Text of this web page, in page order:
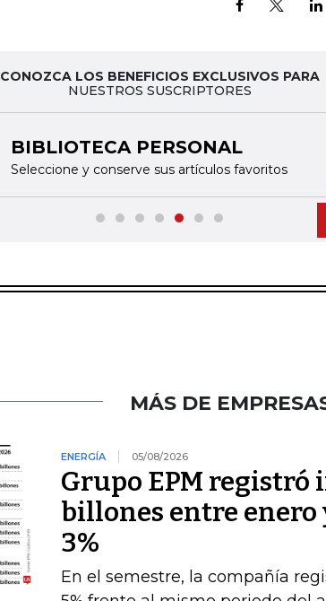
CONOZCA LOS BENEFICIOS EXCLUSIVOS PARA
NUESTROS SUSCRIPTORES
BIBLIOTECA PERSONAL
Seleccione y conserve sus artículos favoritos
MÁS DE
ENERGÍA 05/08/2026
Grupo EPM registró
billones entre
3%
En el semestre, la compañía